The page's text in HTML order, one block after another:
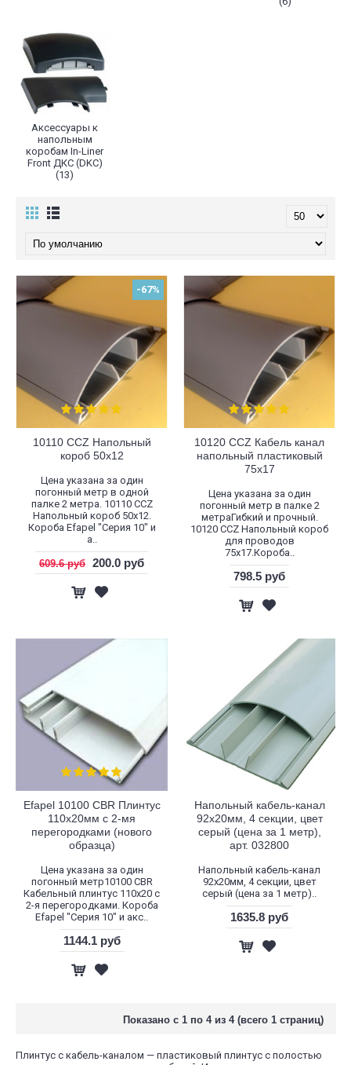
Аксессуары к
напольным
коробам In-Liner
Front ДКС (DKC)
(13)
-67%
10110 CCZ Напольный
короб 50x12
Цена указана за один
погонный метр в одной
палке 2 метра. 10110 CCZ
Напольный короб 50x12.
Короба Efapel "Серия 10" и
а..
609.6 руб 200.0 руб
10120 CCZ Кабель канал
напольный пластиковый
75х17
Цена указана за один
погонный метр в палке 2
метраГибкий и прочный.
10120 CCZ Напольный короб
для проводов
75х17.Короба..
798.5 руб
Efapel 10100 CBR Плинтус
110х20мм с 2-мя
перегородками (нового
образца)
Цена указана за один
погонный метр10100 CBR
Кабельный плинтус 110x20 с
2-я перегородками. Короба
Efapel "Серия 10" и акс..
1144.1 руб
Напольный кабель-канал
92x20мм, 4 секции, цвет
серый (цена за 1 метр),
арт. 032800
Напольный кабель-канал
92x20мм, 4 секции, цвет
серый (цена за 1 метр)..
1635.8 руб
Показано с 1 по 4 из 4 (всего 1 страниц)
Плинтус с кабель-каналом — пластиковый плинтус с полостью